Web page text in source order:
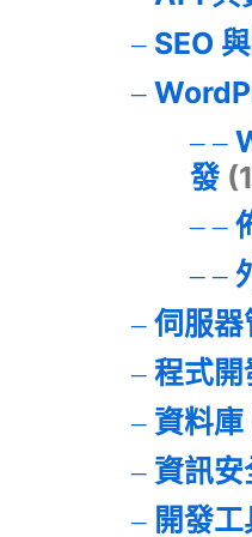
SEO
發
伺服器
程式開
資料庫
資訊安
開發